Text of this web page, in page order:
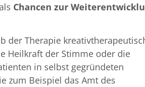
Chancen zur
der Therapie
Heilkraft der Stimme oder die
in selbst gegründeten
zum Beispiel das Amt des